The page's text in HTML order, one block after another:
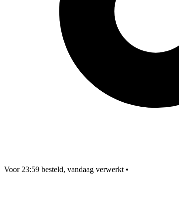
Voor 23:59 besteld, vandaag verwerkt •